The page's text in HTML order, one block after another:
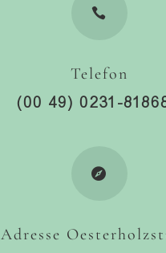

Telefon
(00 49) 0231-

Adresse